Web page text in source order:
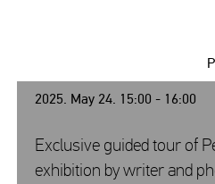
2025. May 24. 15:00 - 16:00
Exclusive guided tour of
exhibition by writer and